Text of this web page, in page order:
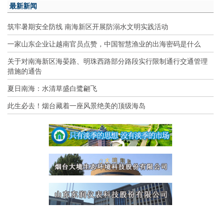
最新新闻
筑牢暑期安全防线 南海新区开展防溺水文明实践活动
一家山东企业让越南官员点赞，中国智慧渔业的出海密码是什么
关于对南海新区海晏路、明珠西路部分路段实行限制通行交通管理
措施的通告
夏日南海：水清草盛白鹭翩飞
此生必去！烟台藏着一座风景绝美的顶级海岛